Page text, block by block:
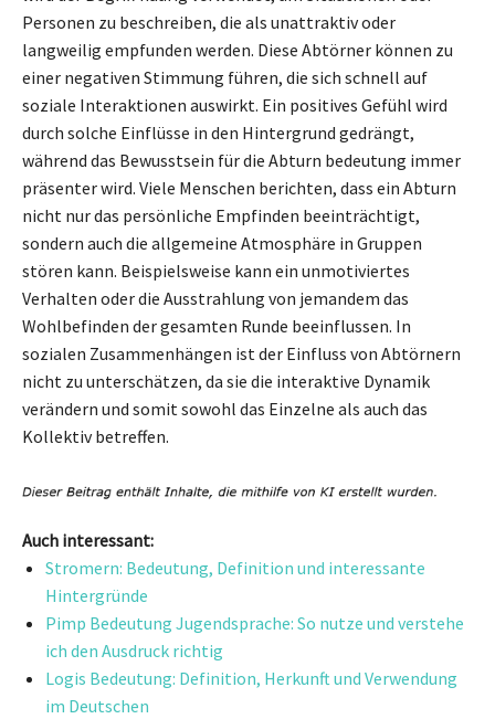
Personen zu beschreiben, die als unattraktiv oder
langweilig empfunden werden. Diese Abtörner können zu
einer negativen Stimmung führen, die sich schnell auf
soziale Interaktionen auswirkt. Ein positives Gefühl wird
durch solche Einflüsse in den Hintergrund gedrängt,
während das Bewusstsein für die Abturn bedeutung immer
präsenter wird. Viele Menschen berichten, dass ein Abturn
nicht nur das persönliche Empfinden beeinträchtigt,
sondern auch die allgemeine Atmosphäre in Gruppen
stören kann. Beispielsweise kann ein unmotiviertes
Verhalten oder die Ausstrahlung von jemandem das
Wohlbefinden der gesamten Runde beeinflussen. In
sozialen Zusammenhängen ist der Einfluss von Abtörnern
nicht zu unterschätzen, da sie die interaktive Dynamik
verändern und somit sowohl das Einzelne als auch das
Kollektiv betreffen.
Auch interessant:
Stromern: Bedeutung, Definition und interessante
Hintergründe
Pimp Bedeutung Jugendsprache: So nutze und verstehe
ich den Ausdruck richtig
Logis Bedeutung: Definition, Herkunft und Verwendung
im Deutschen